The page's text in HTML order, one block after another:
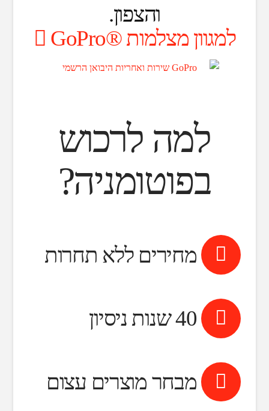
והצפון.
למגוון מצלמות ®GoPro
למה לרכוש
בפוטומניה?
מחירים ללא תחרות
40 שנות ניסיון
מבחר מוצרים עצום